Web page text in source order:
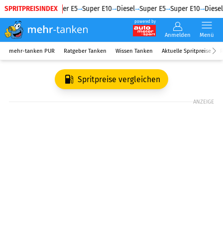
SPRITPREISINDEX
Diesel Super E5 Super E10 Diesel Super E5 Super E10 Diesel
powered by
Anmelden Menü
mehr-tanken PUR Ratgeber Tanken Wissen Tanken Aktuelle Spritpreise
Spritpreise vergleichen
ANZEIGE